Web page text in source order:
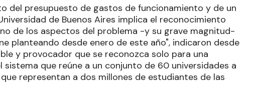
del presupuesto de gastos de funcionamiento y de un
de Buenos Aires implica el reconocimiento
de los aspectos del problema -y su grave magnitud-
planteando desde enero de este año", indicaron desde
y provocador que se reconozca solo para una
que reúne a un conjunto de 60 universidades a
representan a dos millones de estudiantes de las